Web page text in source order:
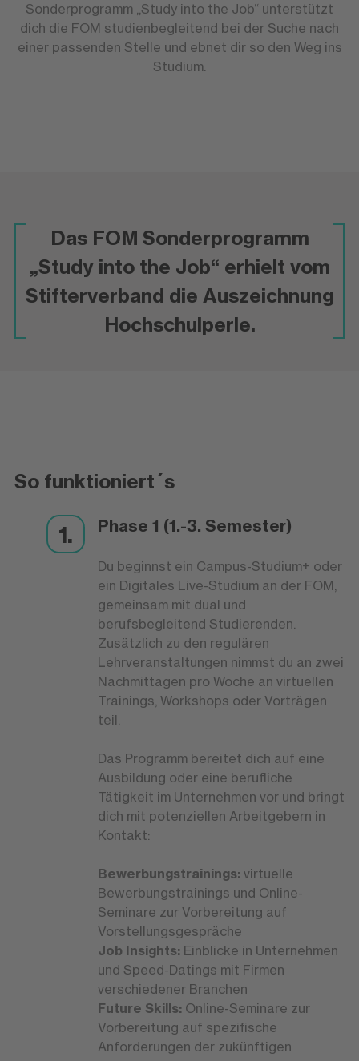
Sonderprogramm „Study into the Job“ unterstützt
dich die FOM studienbegleitend bei der Suche nach
einer passenden Stelle und ebnet dir so den Weg ins
Studium.
Das FOM Sonderprogramm
„Study into the Job“ erhielt vom
Stifterverband die Auszeichnung
Hochschulperle.
So funktioniert´s
Phase 1 (1.-3. Semester)
Du beginnst ein Campus-Studium+ oder
ein Digitales Live-Studium an der FOM,
gemeinsam mit dual und
berufsbegleitend Studierenden.
Zusätzlich zu den regulären
Lehrveranstaltungen nimmst du an zwei
Nachmittagen pro Woche an virtuellen
Trainings, Workshops oder Vorträgen
teil.
Das Programm bereitet dich auf eine
Ausbildung oder eine berufliche
Tätigkeit im Unternehmen vor und bringt
dich mit potenziellen Arbeitgebern in
Kontakt:
Bewerbungstrainings:virtuelle
Bewerbungstrainings und Online-
Seminare zur Vorbereitung auf
Vorstellungsgespräche
Job Insights:Einblicke in Unternehmen
und Speed-Datings mit Firmen
verschiedener Branchen
Future Skills:Online-Seminare zur
Vorbereitung auf spezifische
Anforderungen der zukünftigen